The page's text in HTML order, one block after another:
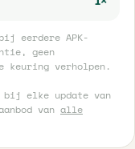
eerdere APK-
geen
keuring verholpen.
bij elke update van
van alle